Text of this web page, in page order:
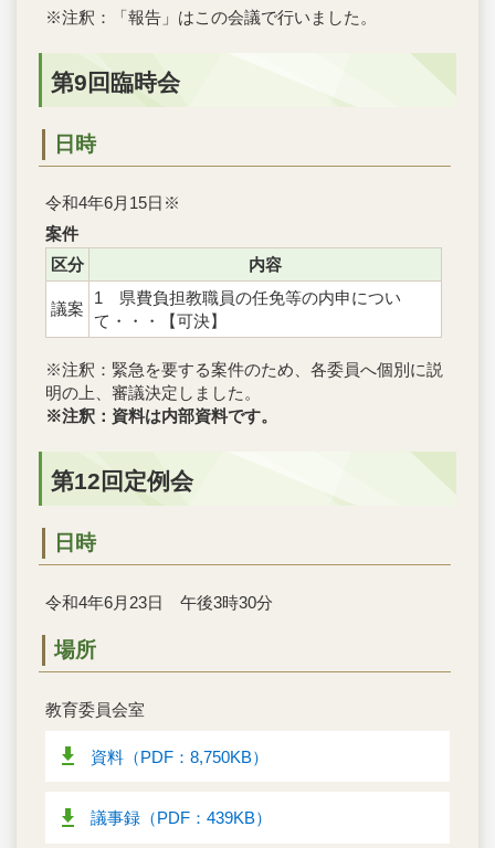
※注釈：「報告」はこの会議で行いました。
第9回臨時会
日時
令和4年6月15日※
案件
区分
内容
議案
1 県費負担教職員の任免等の内申につい
て・・・【可決】
※注釈：緊急を要する案件のため、各委員へ個別に説
明の上、審議決定しました。
※注釈：資料は内部資料です。
第12回定例会
日時
令和4年6月23日 午後3時30分
場所
教育委員会室
資料（PDF：8,750KB）
議事録（PDF：439KB）